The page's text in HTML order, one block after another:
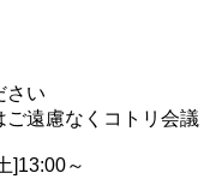
さい
遠慮なくコトリ会
]13:00～